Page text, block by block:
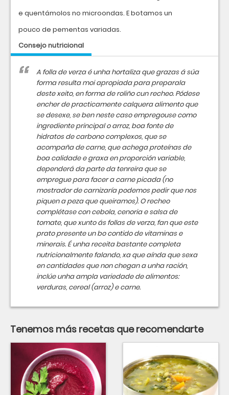
e quentámolos no microondas. E botamos un
pouco de pementas variadas.
Consejo nutricional
A folla de verza é unha hortaliza que grazas á súa
forma resulta moi apropiada para preparala
deste xeito, en forma de roliño cun recheo. Pódese
encher de practicamente calquera alimento que
se desexe, se ben neste caso empregouse como
ingrediente principal o arroz, boa fonte de
hidratos de carbono complexos, que se
acompaña de carne, que achega proteínas de
boa calidade e graxa en proporción variable,
dependerá da parte da tenreira que se
empregue para facer a carne picada (no
mostrador de carnizaría podemos pedir que nos
piquen a peza que queiramos). O recheo
complétase con cebola, cenoria e salsa de
tomate, que xunto ás follas de verza, fan que este
prato presente un bo contido de vitaminas e
minerais. É unha receita bastante completa
nutricionalmente falando, xa que aínda que sexa
en cantidades que non chegan a unha ración,
inclúe unha ampla variedade de alimentos:
verduras, cereal (arroz) e carne.
Tenemos más recetas que recomendarte